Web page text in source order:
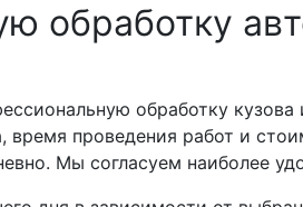
обработку
обработку
время проведения работ и
Мы согласуем наиболее